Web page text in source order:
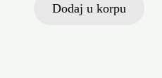
Dodaj u korpu